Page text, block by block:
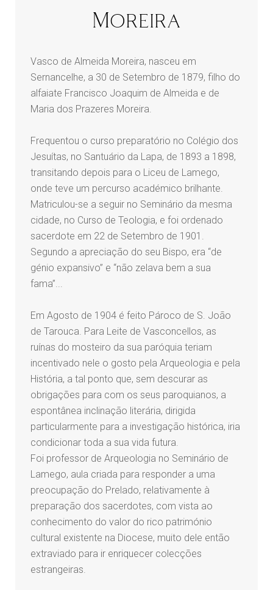
Moreira
Vasco de Almeida Moreira, nasceu em
Sernancelhe, a 30 de Setembro de 1879, filho do
alfaiate Francisco Joaquim de Almeida e de
Maria dos Prazeres Moreira.
Frequentou o curso preparatório no Colégio dos
Jesuítas, no Santuário da Lapa, de 1893 a 1898,
transitando depois para o Liceu de Lamego,
onde teve um percurso académico brilhante.
Matriculou-se a seguir no Seminário da mesma
cidade, no Curso de Teologia, e foi ordenado
sacerdote em 22 de Setembro de 1901.
Segundo a apreciação do seu Bispo, era “de
génio expansivo” e “não zelava bem a sua
fama”...
Em Agosto de 1904 é feito Pároco de S. João
de Tarouca. Para Leite de Vasconcellos, as
ruínas do mosteiro da sua paróquia teriam
incentivado nele o gosto pela Arqueologia e pela
História, a tal ponto que, sem descurar as
obrigações para com os seus paroquianos, a
espontânea inclinação literária, dirigida
particularmente para a investigação histórica, iria
condicionar toda a sua vida futura.
Foi professor de Arqueologia no Seminário de
Lamego, aula criada para responder a uma
preocupação do Prelado, relativamente à
preparação dos sacerdotes, com vista ao
conhecimento do valor do rico património
cultural existente na Diocese, muito dele então
extraviado para ir enriquecer colecções
estrangeiras.